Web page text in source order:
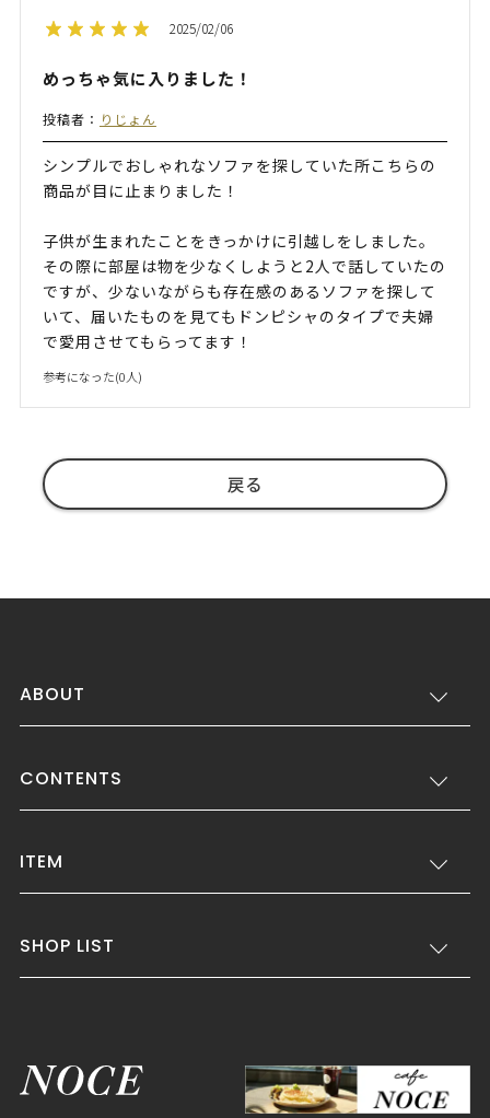
2025/02/06
めっちゃ気に入りました！
投稿者： りじょん
シンプルでおしゃれなソファを探していた所こちらの
商品が目に止まりました！
子供が生まれたことをきっかけに引越しをしました。
その際に部屋は物を少なくしようと2人で話していたの
ですが、少ないながらも存在感のあるソファを探して
いて、届いたものを見てもドンピシャのタイプで夫婦
で愛用させてもらってます！
参考になった(0人)
戻る
ABOUT
CONTENTS
ITEM
SHOP LIST